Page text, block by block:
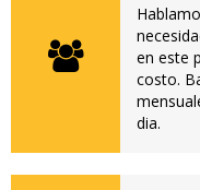
en este
costo.
dia.